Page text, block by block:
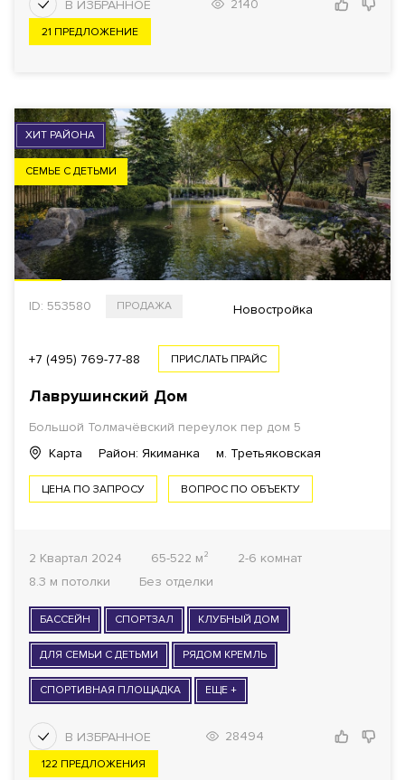
2140
21 ПРЕДЛОЖЕНИЕ
ХИТ РАЙОНА
СЕМЬЕ С ДЕТЬМИ
ID: 553580 ПРОДАЖА Новостройка
+7 (495) 769-77-88 ПРИСЛАТЬ ПРАЙС
Лаврушинский Дом
Большой Толмачёвский переулок пер дом 5
Карта
Район: Якиманка м. Третьяковская
ЦЕНА ПО ЗАПРОСУ ВОПРОС ПО ОБЪЕКТУ
2 Квартал 2024 65-522 м²
2-6 комнат
8.3 м потолки
Без отделки
БАССЕЙН СПОРТЗАЛ КЛУБНЫЙ ДОМ
ДЛЯ СЕМЬИ С ДЕТЬМИ РЯДОМ КРЕМЛЬ
СПОРТИВНАЯ ПЛОЩАДКА ЕЩЕ +
28494
122 ПРЕДЛОЖЕНИЯ